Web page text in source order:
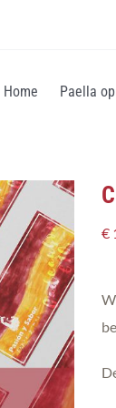
Home Paella
€